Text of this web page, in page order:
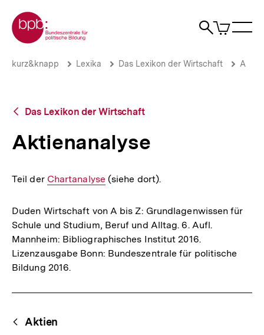
zum
Seiteninhalt
springen
Zur Startseite der bpb
Suche
Artikel
im
Aktienanalyse
Brotkrümelnavigation
Pfadnavigation
kurz&knapp Lexika Das Lexikon der Wirtschaft A
Zurück
Übersicht
Das Lexikon der Wirtschaft
Aktienanalyse
Teil der Interner
Chartanalyse (siehe dort).
Duden Wirtschaft von A bis Z: Grundlagenwissen für
Schule und Studium, Beruf und Alltag. 6. Aufl.
Mannheim: Bibliographisches Institut 2016.
Lizenzausgabe Bonn: Bundeszentrale für politische
Bildung 2016.
Begriffsnavigation
Content-
Navigation
Aktien